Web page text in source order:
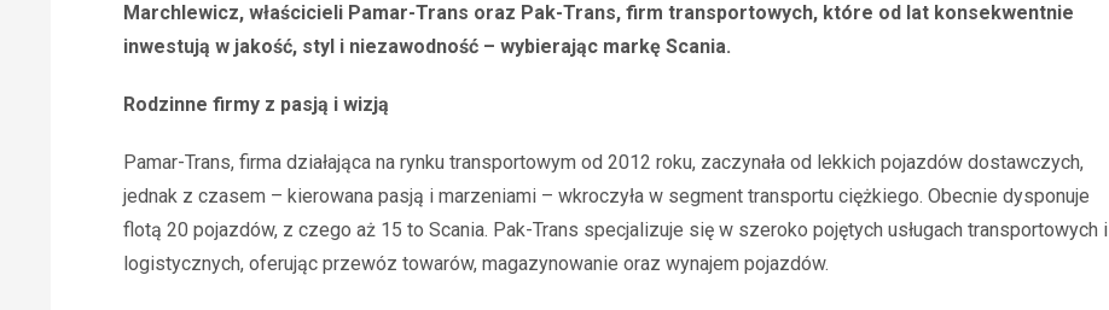
Marchlewicz, właścicieli Pamar-Trans oraz Pak-Trans, firm transportowych, które od lat konsekwentnie
inwestują w jakość, styl i niezawodność – wybierając markę Scania.
Rodzinne firmy z pasją i wizją
Pamar-Trans, firma działająca na rynku transportowym od 2012 roku, zaczynała od lekkich pojazdów dostawczych,
jednak z czasem – kierowana pasją i marzeniami – wkroczyła w segment transportu ciężkiego. Obecnie dysponuje
flotą 20 pojazdów, z czego aż 15 to Scania. Pak-Trans specjalizuje się w szeroko pojętych usługach transportowych i
logistycznych, oferując przewóz towarów, magazynowanie oraz wynajem pojazdów.